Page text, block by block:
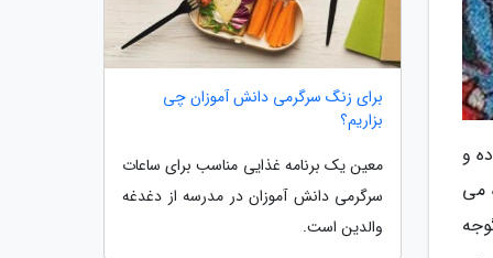
و
می
برای زنگ سرگرمی دانش آموزان چی
بزاریم؟
معین یک برنامه غذایی مناسب برای ساعات
سرگرمی دانش آموزان در مدرسه از دغدغه
والدین است.